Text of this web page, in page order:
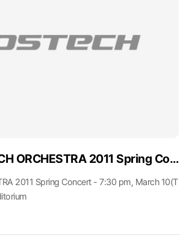
ORCHESTRA 2011 Spring Concert
2011 Spring Concert - 7:30 pm, March 10(T